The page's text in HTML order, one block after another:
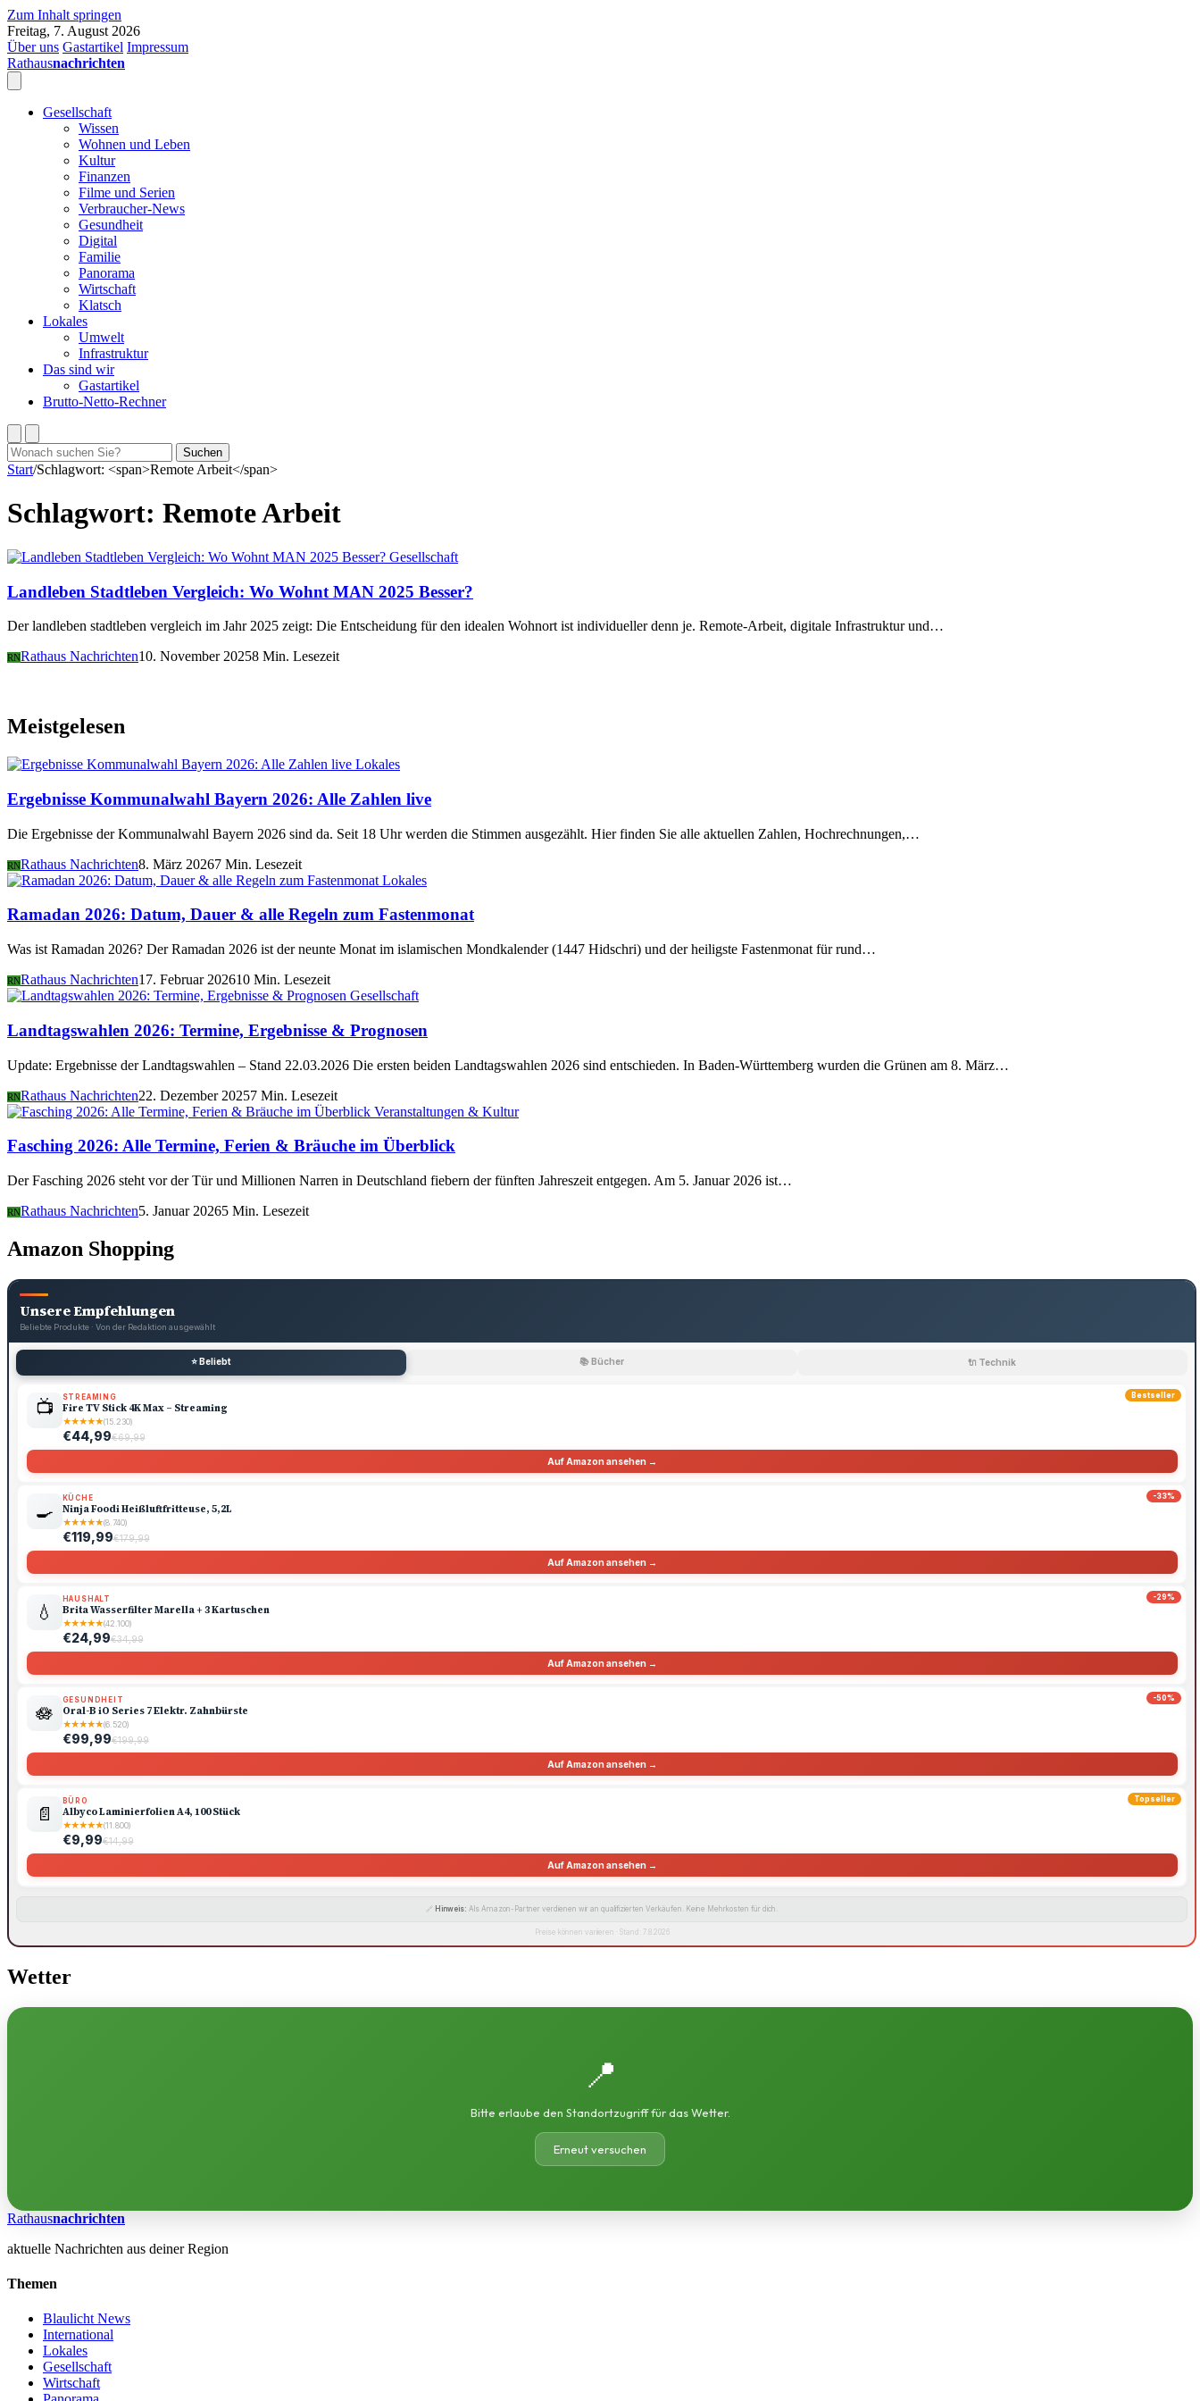
Zum Inhalt springen
Freitag, 7. August 2026
Über uns Gastartikel Impressum
Rathausnachrichten
Gesellschaft
Wissen
Wohnen und Leben
Kultur
Finanzen
Filme und Serien
Verbraucher-News
Gesundheit
Digital
Familie
Panorama
Wirtschaft
Klatsch
Lokales
Umwelt
Infrastruktur
Das sind wir
Gastartikel
Brutto-Netto-Rechner
Suchen
nach:
Suchen
Start/Schlagwort: <span>Remote Arbeit</span>
Schlagwort: Remote Arbeit
Gesellschaft
Landleben Stadtleben Vergleich: Wo Wohnt MAN 2025 Besser?
Der landleben stadtleben vergleich im Jahr 2025 zeigt: Die Entscheidung für den idealen Wohnort ist individueller denn je. Remote-Arbeit, digitale Infrastruktur und…
RNRathaus Nachrichten10. November 20258 Min. Lesezeit
Meistgelesen
Lokales
Ergebnisse Kommunalwahl Bayern 2026: Alle Zahlen live
Die Ergebnisse der Kommunalwahl Bayern 2026 sind da. Seit 18 Uhr werden die Stimmen ausgezählt. Hier finden Sie alle aktuellen Zahlen, Hochrechnungen,…
RNRathaus Nachrichten8. März 20267 Min. Lesezeit
Lokales
Ramadan 2026: Datum, Dauer & alle Regeln zum Fastenmonat
Was ist Ramadan 2026? Der Ramadan 2026 ist der neunte Monat im islamischen Mondkalender (1447 Hidschri) und der heiligste Fastenmonat für rund…
RNRathaus Nachrichten17. Februar 202610 Min. Lesezeit
Gesellschaft
Landtagswahlen 2026: Termine, Ergebnisse & Prognosen
Update: Ergebnisse der Landtagswahlen – Stand 22.03.2026 Die ersten beiden Landtagswahlen 2026 sind entschieden. In Baden-Württemberg wurden die Grünen am 8. März…
RNRathaus Nachrichten22. Dezember 20257 Min. Lesezeit
Veranstaltungen & Kultur
Fasching 2026: Alle Termine, Ferien & Bräuche im Überblick
Der Fasching 2026 steht vor der Tür und Millionen Narren in Deutschland fiebern der fünften Jahreszeit entgegen. Am 5. Januar 2026 ist…
RNRathaus Nachrichten5. Januar 20265 Min. Lesezeit
Amazon Shopping
Unsere Empfehlungen
Beliebte Produkte · Von der Redaktion ausgewählt
⭐ Beliebt 📚 Bücher 🔌 Technik
Bestseller
📺 STREAMING
Fire TV Stick 4K Max – Streaming
★★★★★(15.230)
€44,99€69,99
Auf Amazon ansehen →
-33%
🍳
KÜCHE
Ninja Foodi Heißluftfritteuse, 5,2L
★★★★★(8.740)
€119,99€179,99
Auf Amazon ansehen →
-29%
💧
HAUSHALT
Brita Wasserfilter Marella + 3 Kartuschen
★★★★★(42.100)
€24,99€34,99
Auf Amazon ansehen →
-50%
🪷
GESUNDHEIT
Oral-B iO Series 7 Elektr. Zahnbürste
★★★★★(6.520)
€99,99€199,99
Auf Amazon ansehen →
Topseller
📄
BÜRO
Albyco Laminierfolien A4, 100 Stück
★★★★★(11.800)
€9,99€14,99
Auf Amazon ansehen →
🔗 Hinweis: Als Amazon-Partner verdienen wir an qualifizierten Verkäufen. Keine Mehrkosten für dich.
Preise können variieren · Stand: 7.8.2026
Wetter
📍
Bitte erlaube den Standortzugriff für das Wetter.
Erneut versuchen
Rathausnachrichten
aktuelle Nachrichten aus deiner Region
Themen
Blaulicht News
International
Lokales
Gesellschaft
Wirtschaft